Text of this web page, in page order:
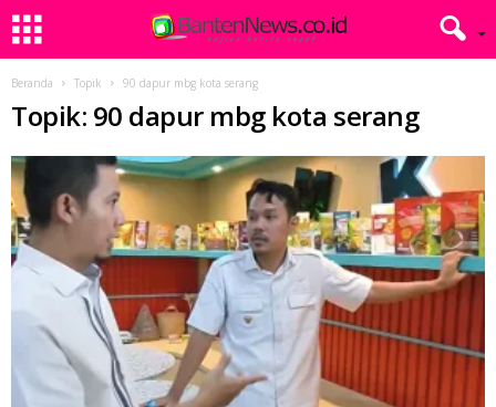
Beranda Topik 90 dapur mbg kota serang
Topik: 90 dapur mbg kota serang